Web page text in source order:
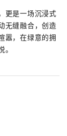
更是一场沉浸式
无缝融合，创造
嚣，在绿意的拥